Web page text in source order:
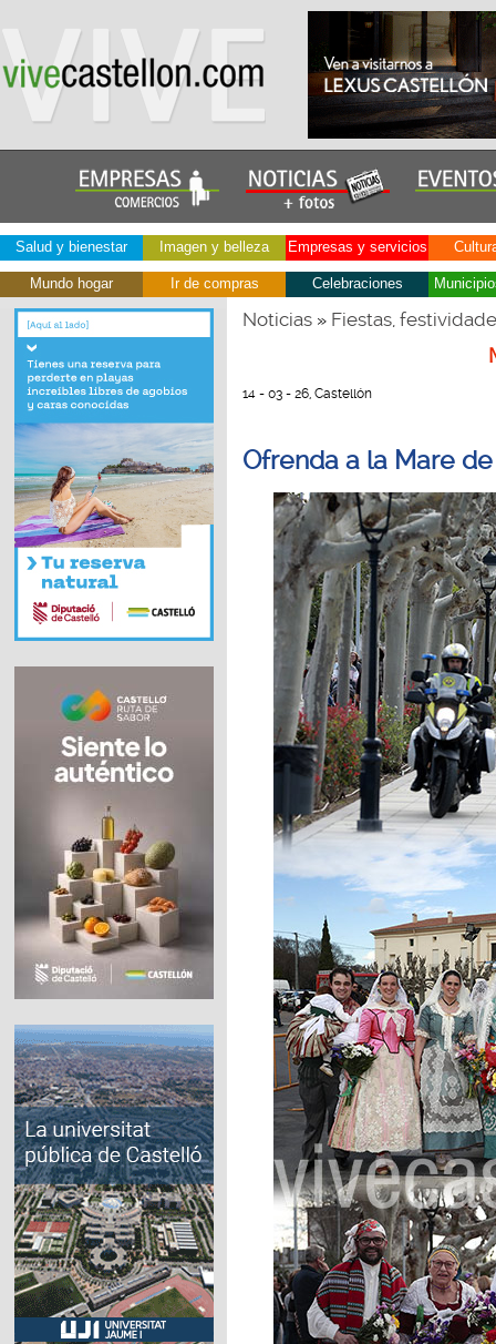
Salud y bienestar Imagen y belleza Empresas y servicios
Mundo hogar Ir de compras Celebraciones
Noticias» Fiestas,
14 - 03 - 26, Castellón
Ofrenda a la Mare